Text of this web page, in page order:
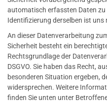
automatisch erfassten Daten
Identifizierung derselben ist uns
An dieser Datenverarbeitung
Sicherheit besteht ein
Rechtsgrundlage der
DSGVO. Sie haben das Recht,
besonderen Situation ergeben,
widersprechen. Weitere
finden Sie unten unter